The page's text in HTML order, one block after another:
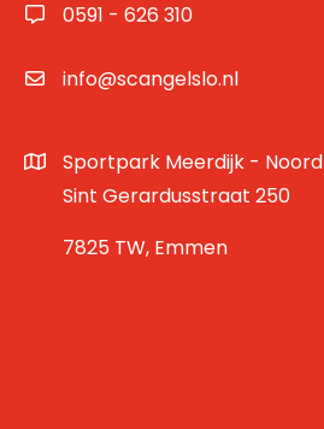
0591 - 626 310
info@scangelslo.nl
Sportpark Meerdijk - Noord
Sint Gerardusstraat 250
7825 TW, Emmen